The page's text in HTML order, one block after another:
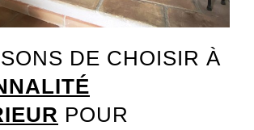
DE CHOISIR À
POUR